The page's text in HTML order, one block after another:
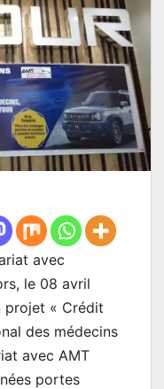
avec
le 08 avril
projet « Crédit
des médecins
avec AMT
portes